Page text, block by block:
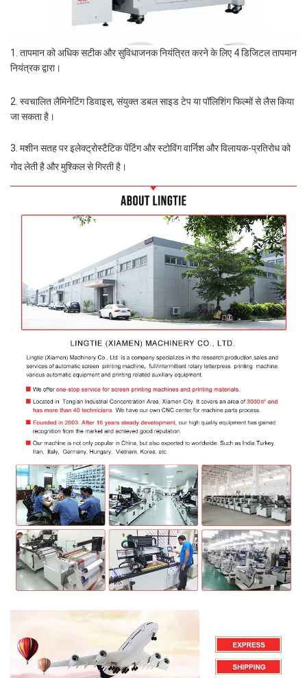
1. तापमान को अधिक सटीक और सुविधाजनक नियंत्रित करने के लिए 4 डिजिटल तापमान
नियंत्रक द्वारा।
2. स्वचालित लैमिनेटिंग डिवाइस, संयुक्त डबल साइड टेप या पॉलिशिंग फिल्मों से लैस किया
जा सकता है।
3. मशीन सतह पर इलेक्ट्रोस्टैटिक पेंटिंग और स्टोविंग वार्निश और विलायक-प्रतिरोध को
गोद लेती है और मुश्किल से गिरती है।